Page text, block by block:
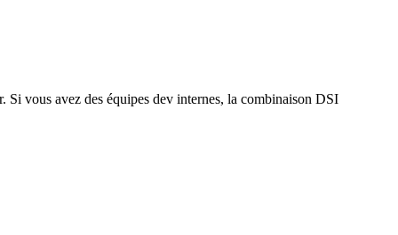
vous avez des équipes dev internes, la combinaison DSI